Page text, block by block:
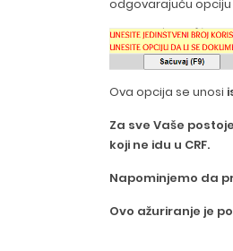
odgovarajuću opciju
Ova opcija se unosi
Za sve Vaše
koji ne idu u CRF.
Napominjemo da
Ovo ažuriranje je